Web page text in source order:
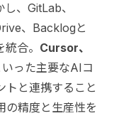
、GitLab、
、Backlogと
合。 Cursor、
いった主要なAIコ
トと連携すること
の精度と生産性を